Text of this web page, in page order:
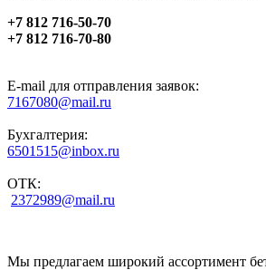
+7 812 716-50-70
+7 812 716-70-80
E-mail для отправления заявок:
7167080@mail.ru
Бухгалтерия:
6501515@inbox.ru
ОТК:
2372989@mail.ru
Мы предлагаем широкий ассортимент